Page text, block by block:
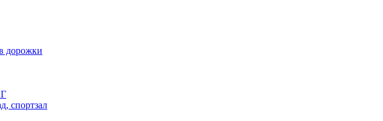
дорожки
спортзал